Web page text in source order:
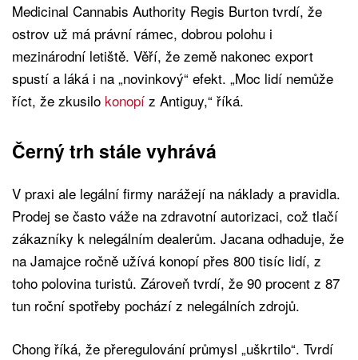
Medicinal Cannabis Authority Regis Burton tvrdí, že
ostrov už má právní rámec, dobrou polohu i
mezinárodní letiště. Věří, že země nakonec export
spustí a láká i na „novinkový“ efekt. „Moc lidí nemůže
říct, že zkusilo konopí z Antiguy,“ říká.
Černý trh stále vyhrává
V praxi ale legální firmy narážejí na náklady a pravidla.
Prodej se často váže na zdravotní autorizaci, což tlačí
zákazníky k nelegálním dealerům. Jacana odhaduje, že
na Jamajce ročně užívá konopí přes 800 tisíc lidí, z
toho polovina turistů. Zároveň tvrdí, že 90 procent z 87
tun roční spotřeby pochází z nelegálních zdrojů.
Chong říká, že přeregulování průmysl „uškrtilo“. Tvrdí